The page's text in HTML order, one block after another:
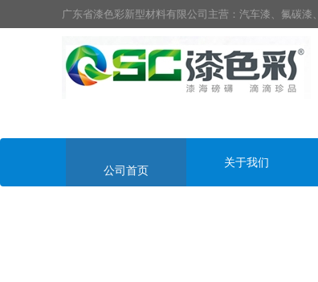
广东省漆色彩新型材料有限公司主营：汽车漆、氟碳漆
公司首页
关于我们